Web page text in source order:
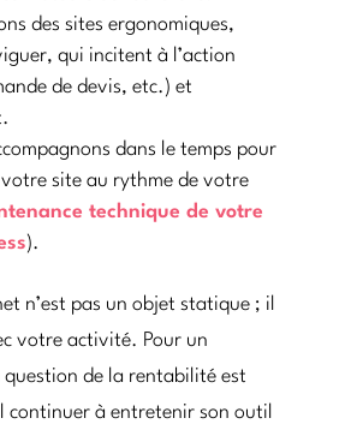
des sites ergonomiques,
qui incitent à l’action
de devis, etc.) et
dans le temps pour
site au rythme de votre
technique de votre
).
n’est pas un objet statique ; il
votre activité. Pour un
de la rentabilité est
à entretenir son outil